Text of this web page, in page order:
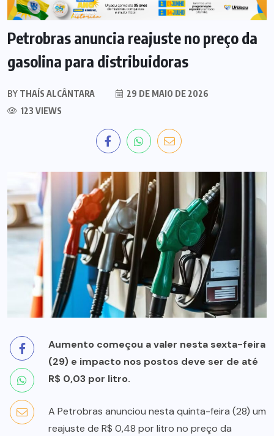
BRASIL
Petrobras anuncia reajuste no preço da
gasolina para distribuidoras
BY THAÍS ALCÂNTARA
29 DE MAIO DE 2026
123 VIEWS
Aumento começou a valer nesta sexta-feira
(29) e impacto nos postos deve ser de até
R$ 0,03 por litro.
A Petrobras anunciou nesta quinta-feira (28) um
reajuste de R$ 0,48 por litro no preço da